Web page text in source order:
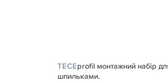
TECEprofil монтажний набір
шпильками.